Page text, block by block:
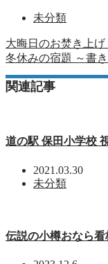
未分類
大晦日のお焚き上げ
冬休みの宿題 ～書
関連記事
道の駅 保田小学校
2021.03.30
未分類
伝説の小樽おなら看